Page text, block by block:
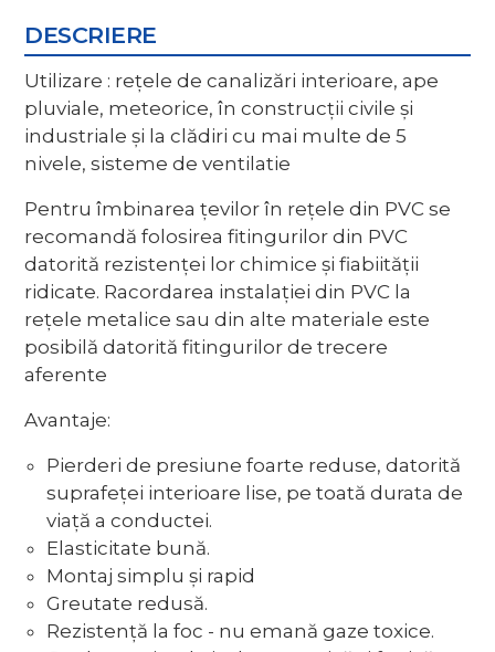
DESCRIERE
Utilizare : rețele de canalizări interioare, ape
pluviale, meteorice, în construcții civile și
industriale și la clădiri cu mai multe de 5
nivele, sisteme de ventilatie
Pentru îmbinarea țevilor în rețele din PVC se
recomandă folosirea fitingurilor din PVC
datorită rezistenței lor chimice și fiabiității
ridicate. Racordarea instalației din PVC la
rețele metalice sau din alte materiale este
posibilă datorită fitingurilor de trecere
aferente
Avantaje:
Pierderi de presiune foarte reduse, datorită
suprafeței interioare lise, pe toată durata de
viață a conductei.
Elasticitate bună.
Montaj simplu și rapid
Greutate redusă.
Rezistență la foc - nu emană gaze toxice.